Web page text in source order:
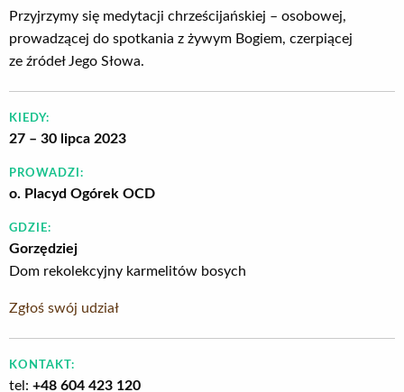
Przyjrzymy się medytacji chrześcijańskiej – osobowej,
prowadzącej do spotkania z żywym Bogiem, czerpiącej
ze źródeł Jego Słowa.
KIEDY:
27 – 30 lipca 2023
PROWADZI:
o. Placyd Ogórek OCD
GDZIE:
Gorzędziej
Dom rekolekcyjny karmelitów bosych
Zgłoś swój udział
KONTAKT:
tel: +48 604 423 120